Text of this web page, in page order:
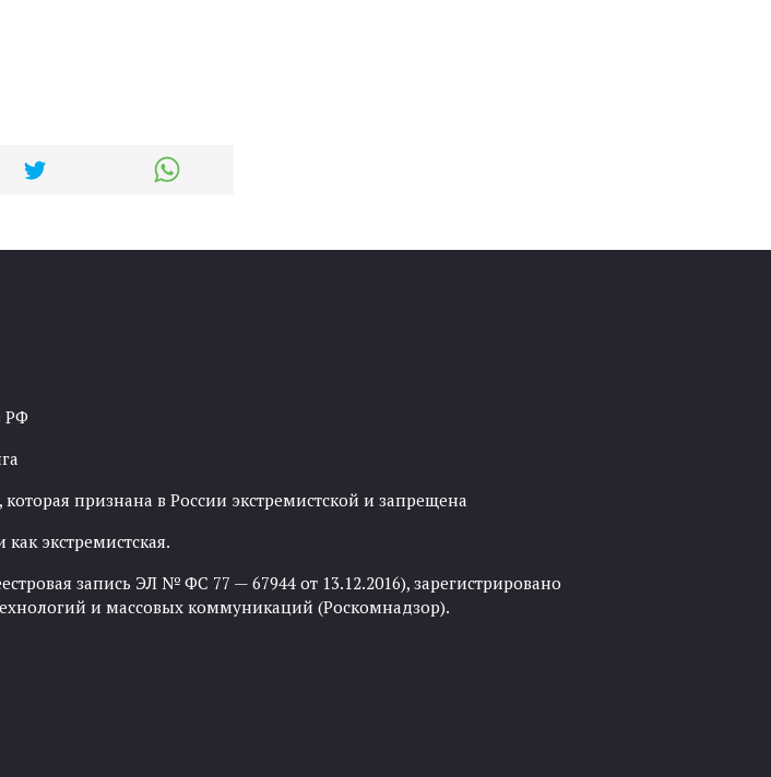
РФ
признана в России экстремистской и запрещена
экстремистская.
запись ЭЛ № ФС 77 — 67944 от 13.12.2016), зарегистрировано
и массовых коммуникаций (Роскомнадзор).